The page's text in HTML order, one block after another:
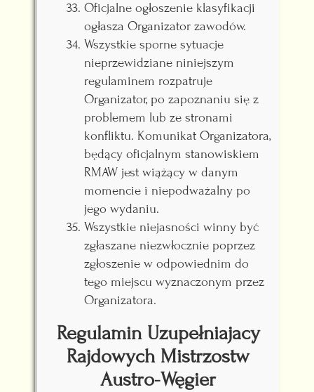
Oficjalne ogłoszenie klasyfikacji
ogłasza Organizator zawodów.
Wszystkie sporne sytuacje
nieprzewidziane niniejszym
regulaminem rozpatruje
Organizator, po zapoznaniu się z
problemem lub ze stronami
konfliktu. Komunikat Organizatora,
będący oficjalnym stanowiskiem
RMAW jest wiążący w danym
momencie i niepodważalny po
jego wydaniu.
Wszystkie niejasności winny być
zgłaszane niezwłocznie poprzez
zgłoszenie w odpowiednim do
tego miejscu wyznaczonym przez
Organizatora.
Regulamin Uzupełniajacy
Rajdowych Mistrzostw
Austro-Węgier